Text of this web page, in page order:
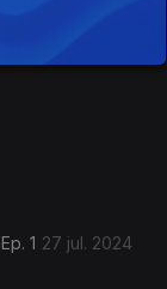
Ep. 1 27 jul. 2024